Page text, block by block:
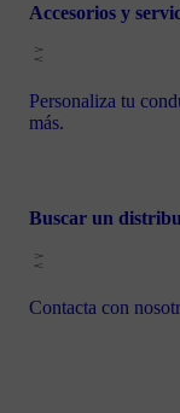
Accesorios y
Personaliza tu
más.
Buscar un
Contacta con